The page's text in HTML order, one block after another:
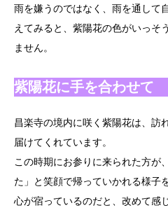
雨を嫌うのではなく、雨を通して
えてみると、紫陽花の色がいっそ
ません。
紫陽花に手を合わせて
昌楽寺の境内に咲く紫陽花は、訪
届けてくれています。
この時期にお参りに来られた方が
た」と笑顔で帰っていかれる様子
心が宿っているのだと、改めて感